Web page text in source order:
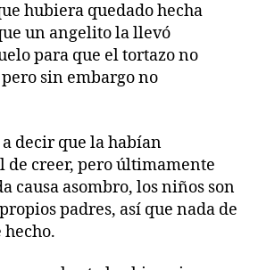
hubiera quedado hecha
un angelito la llevó
para que el tortazo no
sin embargo no
decir que la habían
creer, pero últimamente
causa asombro, los niños son
padres, así que nada de